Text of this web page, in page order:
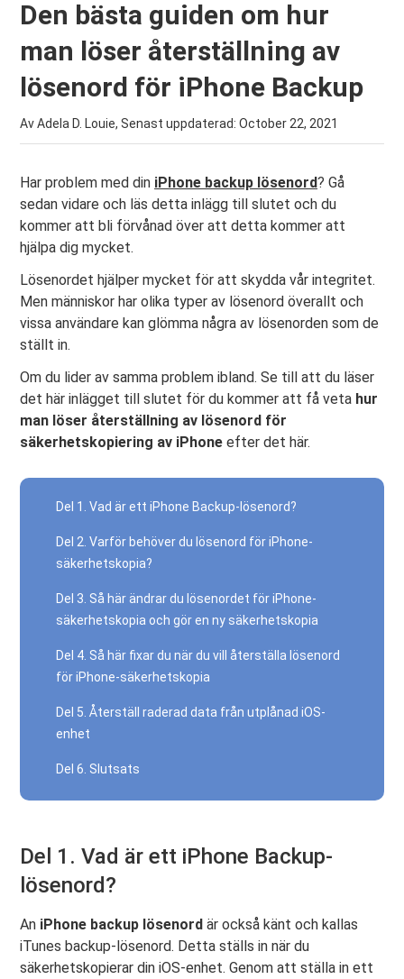
Den bästa guiden om hur
man löser återställning av
lösenord för iPhone Backup
Av Adela D. Louie, Senast uppdaterad:October 22, 2021
Har problem med din iPhone backup lösenord? Gå
sedan vidare och läs detta inlägg till slutet och du
kommer att bli förvånad över att detta kommer att
hjälpa dig mycket.
Lösenordet hjälper mycket för att skydda vår integritet.
Men människor har olika typer av lösenord överallt och
vissa användare kan glömma några av lösenorden som de
ställt in.
Om du lider av samma problem ibland. Se till att du läser
det här inlägget till slutet för du kommer att få veta hur
man löser återställning av lösenord för
säkerhetskopiering av iPhone efter det här.
Del 1. Vad är ett iPhone Backup-lösenord?
Del 2. Varför behöver du lösenord för iPhone-
säkerhetskopia?
Del 3. Så här ändrar du lösenordet för iPhone-
säkerhetskopia och gör en ny säkerhetskopia
Del 4. Så här fixar du när du vill återställa lösenord
för iPhone-säkerhetskopia
Del 5. Återställ raderad data från utplånad iOS-
enhet
Del 6. Slutsats
Del 1. Vad är ett iPhone Backup-
lösenord?
An iPhone backup lösenord är också känt och kallas
iTunes backup-lösenord. Detta ställs in när du
säkerhetskopierar din iOS-enhet. Genom att ställa in ett